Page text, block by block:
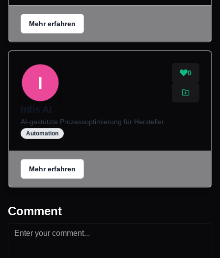
Mehr erfahren
I
0
Infis AI
AI-gestützte Prozessoptimierung für Hersteller.
Automation
Mehr erfahren
Comment